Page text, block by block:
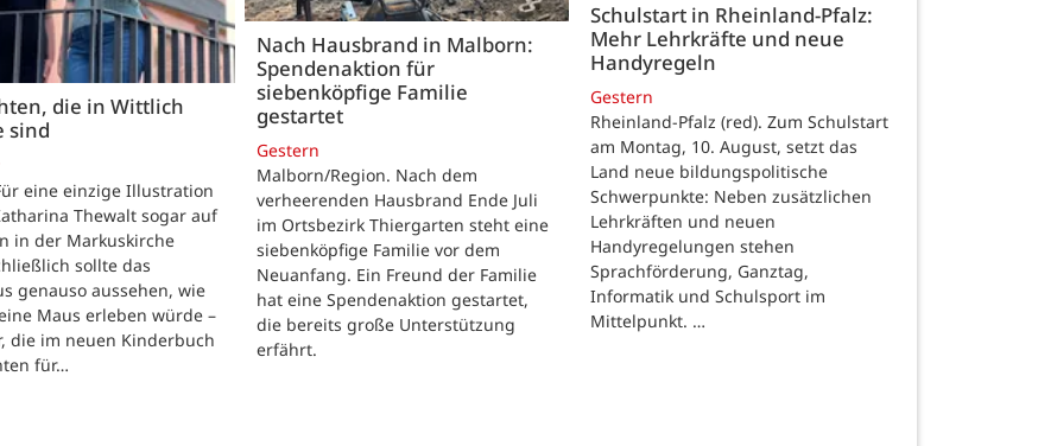
die in Wittlich
sind
eine einzige Illustration
Thewalt sogar auf
in der Markuskirche
sollte das
genauso aussehen, wie
Maus erleben würde –
die im neuen Kinderbuch
für…
Nach Hausbrand in Malborn:
Spendenaktion für
siebenköpfige Familie
gestartet
Gestern
Malborn/Region. Nach dem
verheerenden Hausbrand Ende Juli
im Ortsbezirk Thiergarten steht eine
siebenköpfige Familie vor dem
Neuanfang. Ein Freund der Familie
hat eine Spendenaktion gestartet,
die bereits große Unterstützung
erfährt.
Schulstart in Rheinland-Pfalz:
Mehr Lehrkräfte und neue
Handyregeln
Gestern
Rheinland-Pfalz (red). Zum Schulstart
am Montag, 10. August, setzt das
Land neue bildungspolitische
Schwerpunkte: Neben zusätzlichen
Lehrkräften und neuen
Handyregelungen stehen
Sprachförderung, Ganztag,
Informatik und Schulsport im
Mittelpunkt. …